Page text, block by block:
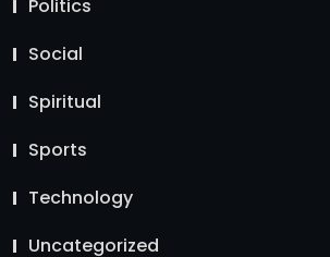
Politics
Social
Spiritual
Sports
Technology
Uncategorized